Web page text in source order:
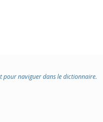
pour naviguer dans le dictionnaire.